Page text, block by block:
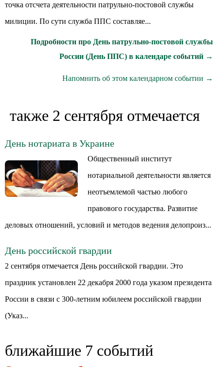
точка отсчета деятельности патрульно-постовой службы
милиции. По сути служба ППС составляе...
Подробности про День патрульно-постовой службы
России (День ППС) в календаре событий →
Напомнить об этом календарном событии →
также 2 сентября отмечается
День нотариата в Украине
Общественный институт
нотариальной деятельности является
неотъемлемой частью любого
правового государства. Развитие
деловых отношений, условий и методов ведения делопроиз...
День российской гвардии
2 сентября отмечается День российской гвардии. Это
праздник установлен 22 декабря 2000 года указом президента
России в связи с 300-летним юбилеем российской гвардии
(Указ...
ближайшие 7 событий